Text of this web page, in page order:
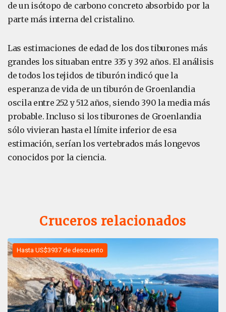
de un isótopo de carbono concreto absorbido por la
parte más interna del cristalino.
Las estimaciones de edad de los dos tiburones más
grandes los situaban entre 335 y 392 años. El análisis
de todos los tejidos de tiburón indicó que la
esperanza de vida de un tiburón de Groenlandia
oscila entre 252 y 512 años, siendo 390 la media más
probable. Incluso si los tiburones de Groenlandia
sólo vivieran hasta el límite inferior de esa
estimación, serían los vertebrados más longevos
conocidos por la ciencia.
Cruceros relacionados
Hasta US$3937 de descuento